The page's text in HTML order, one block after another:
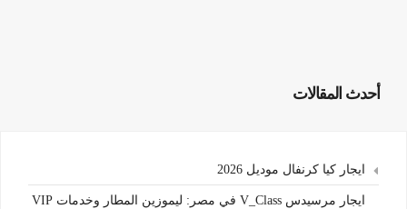
أحدث المقالات
ايجار كيا كرنفال موديل 2026
ايجار مرسيدس V_Class في مصر: ليموزين المطار وخدمات VIP